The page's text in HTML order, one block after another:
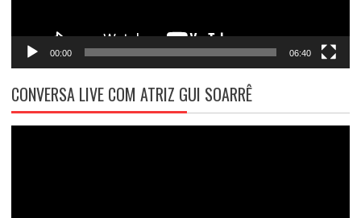
00:00 06:40
CONVERSA LIVE COM ATRIZ GUI SOARRÊ